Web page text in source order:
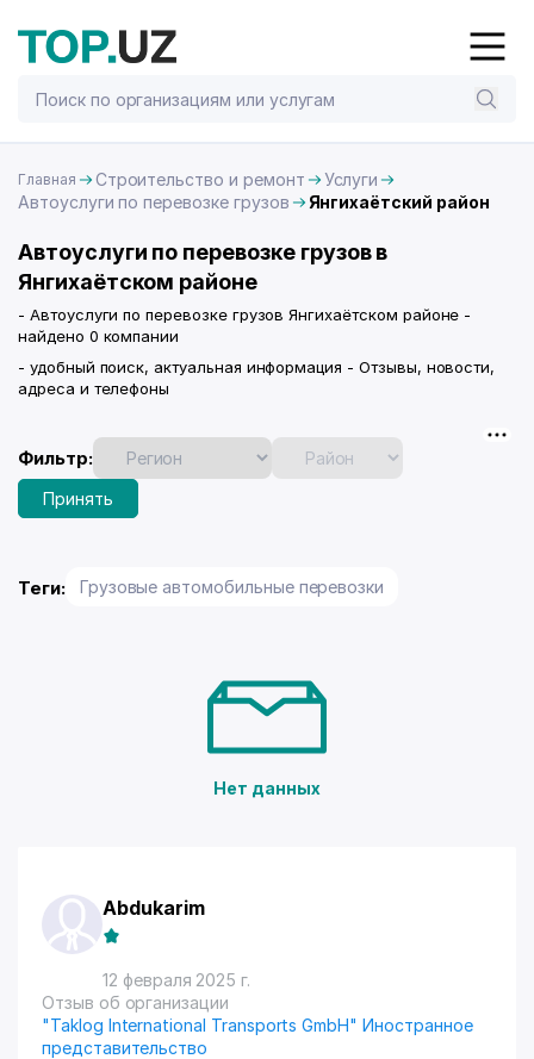
Главная Строительство и ремонт
Услуги
Автоуслуги по перевозке грузов
Янгихаётский район
Автоуслуги по перевозке грузов в
Янгихаётском районе
- Автоуслуги по перевозке грузов Янгихаётском районе -
найдено 0 компании
- удобный поиск, актуальная информация - Отзывы, новости,
адреса и телефоны
Фильтр:
Принять
Теги: Грузовые автомобильные перевозки
Нет данных
Abdukarim
12 февраля 2025 г.
Отзыв об организации
"Taklog International Transports GmbH" Иностранное
представительство